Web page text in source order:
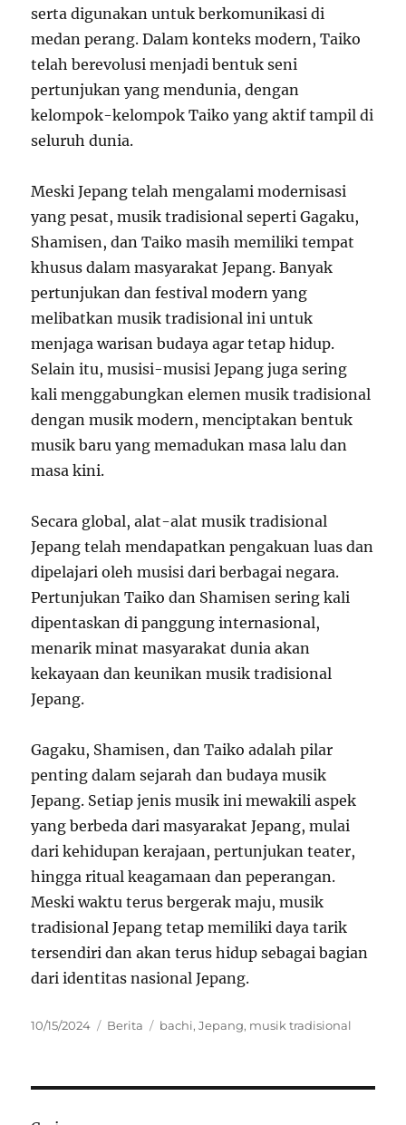
serta digunakan untuk berkomunikasi di
medan perang. Dalam konteks modern, Taiko
telah berevolusi menjadi bentuk seni
pertunjukan yang mendunia, dengan
kelompok-kelompok Taiko yang aktif tampil di
seluruh dunia.
Meski Jepang telah mengalami modernisasi
yang pesat, musik tradisional seperti Gagaku,
Shamisen, dan Taiko masih memiliki tempat
khusus dalam masyarakat Jepang. Banyak
pertunjukan dan festival modern yang
melibatkan musik tradisional ini untuk
menjaga warisan budaya agar tetap hidup.
Selain itu, musisi-musisi Jepang juga sering
kali menggabungkan elemen musik tradisional
dengan musik modern, menciptakan bentuk
musik baru yang memadukan masa lalu dan
masa kini.
Secara global, alat-alat musik tradisional
Jepang telah mendapatkan pengakuan luas dan
dipelajari oleh musisi dari berbagai negara.
Pertunjukan Taiko dan Shamisen sering kali
dipentaskan di panggung internasional,
menarik minat masyarakat dunia akan
kekayaan dan keunikan musik tradisional
Jepang.
Gagaku, Shamisen, dan Taiko adalah pilar
penting dalam sejarah dan budaya musik
Jepang. Setiap jenis musik ini mewakili aspek
yang berbeda dari masyarakat Jepang, mulai
dari kehidupan kerajaan, pertunjukan teater,
hingga ritual keagamaan dan peperangan.
Meski waktu terus bergerak maju, musik
tradisional Jepang tetap memiliki daya tarik
tersendiri dan akan terus hidup sebagai bagian
dari identitas nasional Jepang.
Posted
10/15/2024 Categories
Berita Tags
bachi,Jepang, musik tradisional